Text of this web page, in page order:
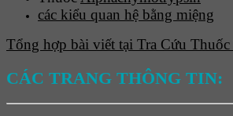
các kiểu quan hệ bằng miệng
Tổng hợp bài viết tại Tra Cứu Thuốc
CÁC TRANG THÔNG TIN: